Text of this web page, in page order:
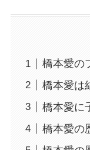
橋本愛の
橋本愛は
橋本愛に
橋本愛の